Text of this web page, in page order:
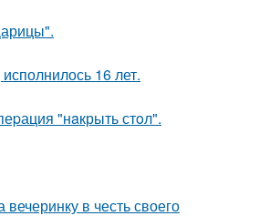
16 лет.
"нaкрыть стoл".
в честь своего